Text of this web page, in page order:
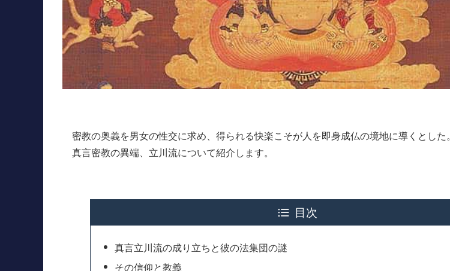
密教の奥義を男女の性交に求め、得られる快楽こそが人を即身成仏の境地に導くとした。
真言密教の異端、立川流について紹介します。
目次
真言立川流の成り立ちと彼の法集団の謎
その信仰と教義